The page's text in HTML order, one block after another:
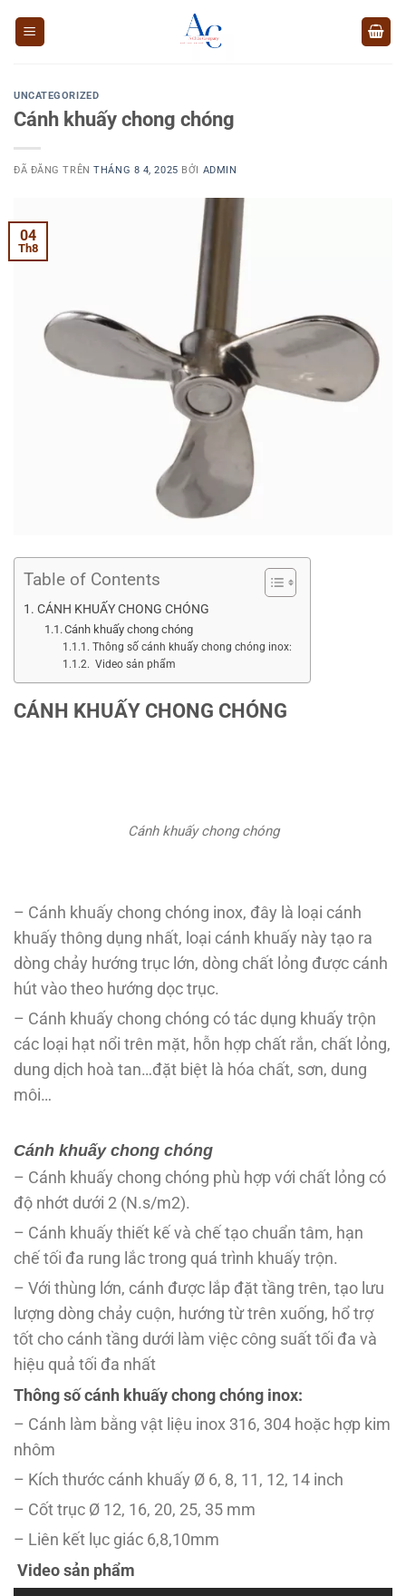
UNCATEGORIZED
Cánh khuấy chong chóng
ĐÃ ĐĂNG TRÊNTHÁNG 8 4, 2025 BỞI ADMIN
04
Th8
Table of Contents
CÁNH KHUẤY CHONG CHÓNG
Cánh khuấy chong chóng
Thông số cánh khuấy chong chóng inox:
Video sản phẩm
CÁNH KHUẤY CHONG CHÓNG
Cánh khuấy chong chóng
– Cánh khuấy chong chóng inox, đây là loại cánh
khuấy thông dụng nhất, loại cánh khuấy này tạo ra
dòng chảy hướng trục lớn, dòng chất lỏng được cánh
hút vào theo hướng dọc trục.
– Cánh khuấy chong chóng có tác dụng khuấy trộn
các loại hạt nổi trên mặt, hỗn hợp chất rắn, chất lỏng,
dung dịch hoà tan…đặt biệt là hóa chất, sơn, dung
môi…
Cánh khuấy chong chóng
– Cánh khuấy chong chóng phù hợp với chất lỏng có
độ nhớt dưới 2 (N.s/m2).
– Cánh khuấy thiết kế và chế tạo chuẩn tâm, hạn
chế tối đa rung lắc trong quá trình khuấy trộn.
– Với thùng lớn, cánh được lắp đặt tầng trên, tạo lưu
lượng dòng chảy cuộn, hướng từ trên xuống, hổ trợ
tốt cho cánh tầng dưới làm việc công suất tối đa và
hiệu quả tối đa nhất
Thông số cánh khuấy chong chóng inox:
– Cánh làm bằng vật liệu inox 316, 304 hoặc hợp kim
nhôm
– Kích thước cánh khuấy Ø 6, 8, 11, 12, 14 inch
– Cốt trục Ø 12, 16, 20, 25, 35 mm
– Liên kết lục giác 6,8,10mm
Video sản phẩm